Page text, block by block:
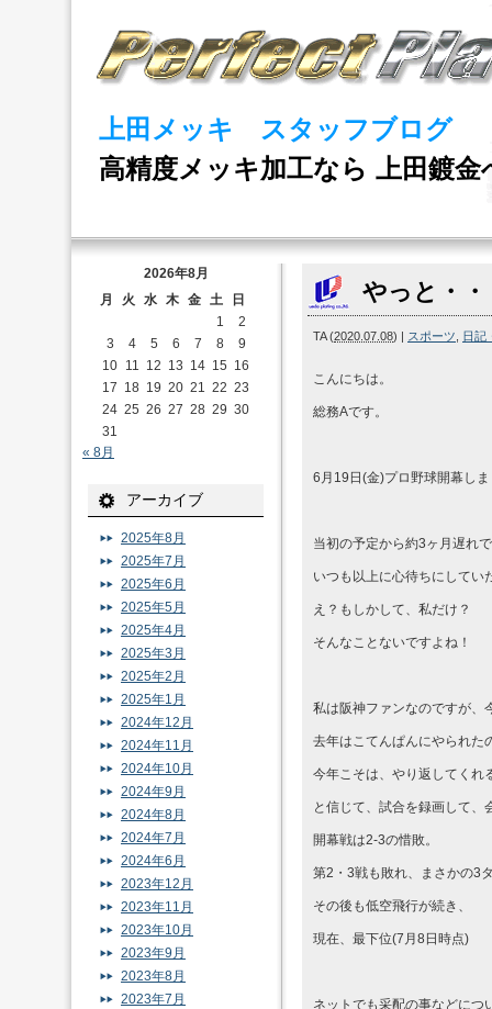
上田メッキ スタッフブログ
高精度メッキ加工なら 上田鍍金
やっと・
TA(2020.07.08) | スポーツ 日記
こんにちは。
総務Aです。
6月19日(金)プロ野球開幕し
当初の予定から約3ヶ月遅れ
いつも以上に心待ちにしてい
え？もしかして、私だけ？
そんなことないですよね！
私は阪神ファンなのですが、
去年はこてんぱんにやられた
今年こそは、やり返してくれ
と信じて、試合を録画して
開幕戦は2-3の惜敗。
第2・3戦も敗れ、まさかの3
その後も低空飛行が続き、
現在、最下位(7月8日時点)
ネットでも采配の事などにつ
2026年8月
月
火 水 木 金 土
日
1
2
3
4 5 6 7 8
9
10 11 12 13 14 15 16
17 18 19 20 21 22 23
24 25 26 27 28 29 30
31
« 8月
アーカイブ
2025年8月
2025年7月
2025年6月
2025年5月
2025年4月
2025年3月
2025年2月
2025年1月
2024年12月
2024年11月
2024年10月
2024年9月
2024年8月
2024年7月
2024年6月
2023年12月
2023年11月
2023年10月
2023年9月
2023年8月
2023年7月